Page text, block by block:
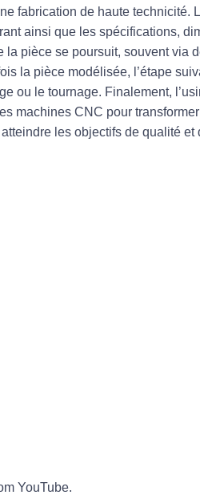
fabrication de haute technicité.
ainsi que les spécifications,
la pièce se poursuit, souvent via
la pièce modélisée, l’étape
ou le tournage. Finalement,
machines CNC pour
les objectifs de qualité
YouTube.